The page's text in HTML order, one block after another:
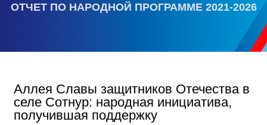
ОТЧЕТ ПО НАРОДНОЙ ПРОГРАММЕ 2021-2026
Аллея Славы защитников Отечества в
селе Сотнур: народная инициатива,
получившая поддержку